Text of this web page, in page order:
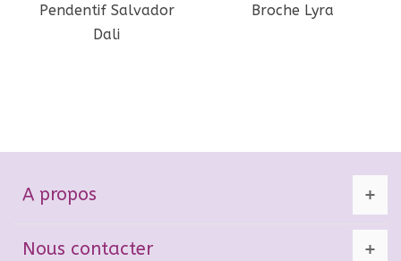
Pendentif Salvador
Dali
Broche Lyra
A propos
Nous contacter